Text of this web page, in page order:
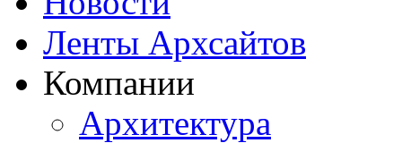
Ленты Архсайтов
Компании
Архитектура